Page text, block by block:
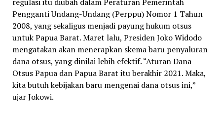
Pengganti Undang-Undang (Perppu) Nomor 1 Tahun
2008, yang sekaligus menjadi payung hukum otsus
untuk Papua Barat. Maret lalu, Presiden Joko Widodo
mengatakan akan menerapkan skema baru penyaluran
dana otsus, yang dinilai lebih efektif. “Aturan Dana
Otsus Papua dan Papua Barat itu berakhir 2021. Maka,
kita butuh kebijakan baru mengenai dana otsus ini,”
ujar Jokowi.